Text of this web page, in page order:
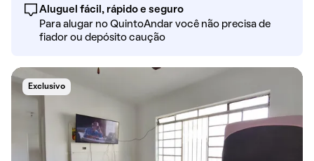
Aluguel fácil, rápido e seguro
Para alugar no QuintoAndar você não precisa de
fiador ou depósito caução
Exclusivo